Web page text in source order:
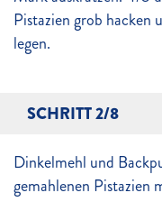
Pistazien grob hacken
legen.
SCHRITT 2/8
Dinkelmehl und
gemahlenen Pistazien